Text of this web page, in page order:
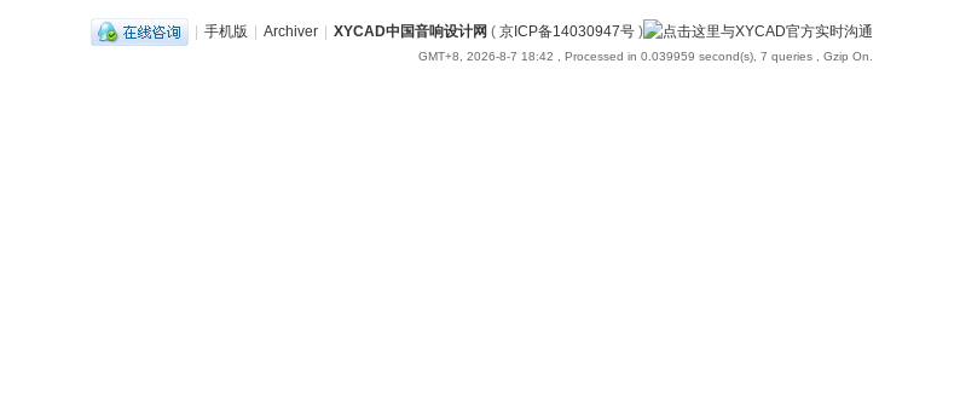
| 手机版 | Archiver | XYCAD中国音响设计网 ( 京ICP备14030947号 )
GMT+8, 2026-8-7 18:42 , Processed in 0.039959 second(s), 7 queries , Gzip On.